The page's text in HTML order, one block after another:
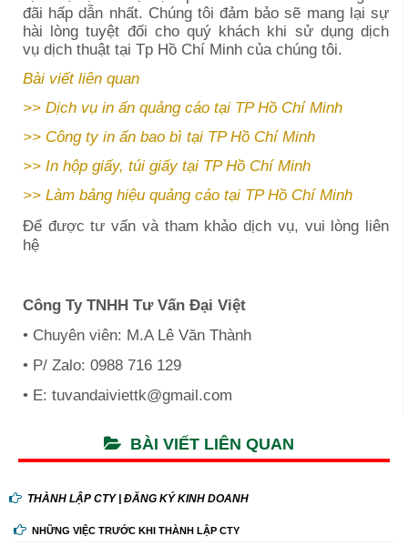
đãi hấp dẫn nhất. Chúng tôi đảm bảo sẽ mang lại sự
hài lòng tuyệt đối cho quý khách khi sử dụng dịch
vụ dịch thuật tại Tp Hồ Chí Minh của chúng tôi.
Bài viết liên quan
>> Dịch vụ in ấn quảng cáo tại TP Hồ Chí Minh
>> Công ty in ấn bao bì tại TP Hồ Chí Minh
>> In hộp giấy, túi giấy tại TP Hồ Chí Minh
>> Làm bảng hiệu quảng cáo tại TP Hồ Chí Minh
Để được tư vấn và tham khảo dịch vụ, vui lòng liên
hệ
Công Ty TNHH Tư Vấn Đại Việt
• Chuyên viên: M.A Lê Văn Thành
• P/ Zalo: 0988 716 129
• E: tuvandaiviettk@gmail.com
BÀI VIẾT LIÊN QUAN
THÀNH LẬP CTY | ĐĂNG KÝ KINH DOANH
NHỮNG VIỆC TRƯỚC KHI THÀNH LẬP CTY